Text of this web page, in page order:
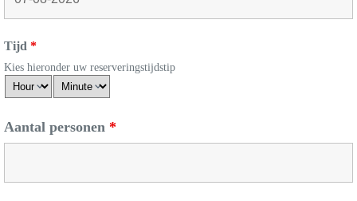
Tijd *
Kies hieronder uw reserveringstijdstip
Aantal personen *